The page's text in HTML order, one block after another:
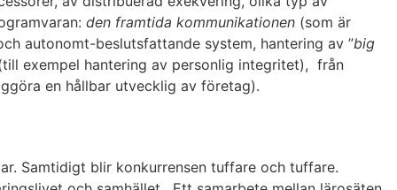
den framtida kommunikationen (som är
autonomt-beslutsfattande system, hantering av ”big
exempel hantering av personlig integritet), från
en hållbar utvecklig av företag).
Samtidigt blir konkurrensen tuffare och tuffare.